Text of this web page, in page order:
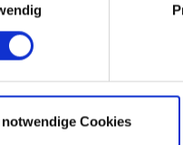
Cookies